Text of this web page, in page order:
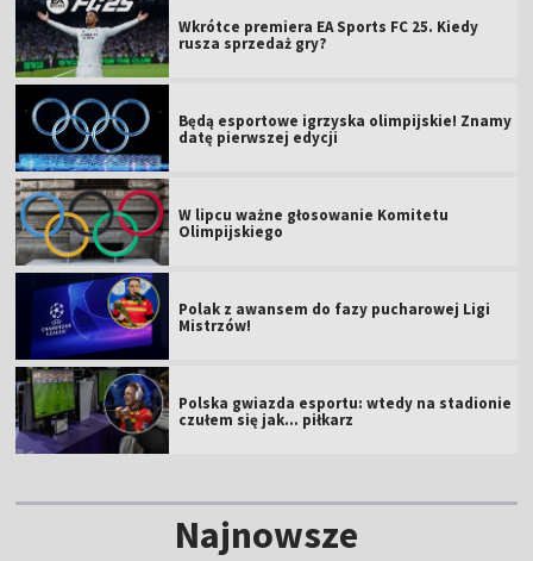
Wkrótce premiera EA Sports FC 25. Kiedy
rusza sprzedaż gry?
Będą esportowe igrzyska olimpijskie! Znamy
datę pierwszej edycji
W lipcu ważne głosowanie Komitetu
Olimpijskiego
Polak z awansem do fazy pucharowej Ligi
Mistrzów!
Polska gwiazda esportu: wtedy na stadionie
czułem się jak... piłkarz
Najnowsze